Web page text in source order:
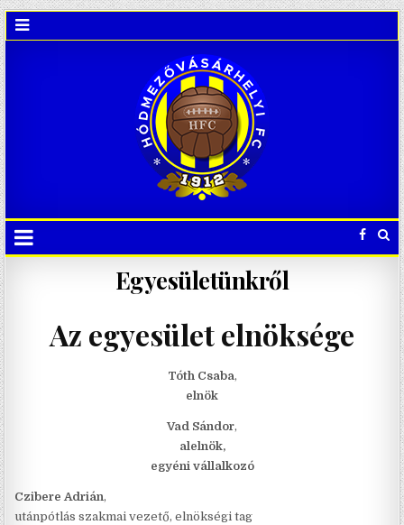
Egyesületünkről
Az egyesület elnöksége
Tóth Csaba,
elnök
Vad Sándor,
alelnök,
egyéni vállalkozó
Czibere Adrián,
utánpótlás szakmai vezető, elnökségi tag